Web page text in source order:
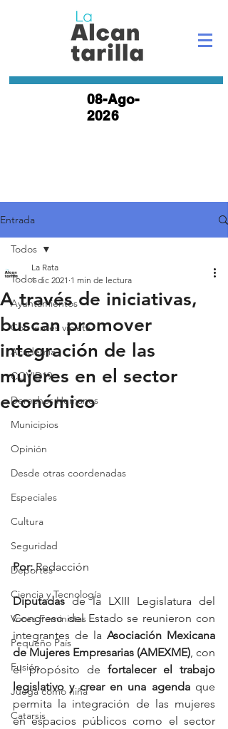
08-Ago-
2026
Entrada
Todos
Ayuntamientos
Con lentes violeta
Academia
COVID19
Derechos Humanos
Municipios
Opinión
Desde otras coordenadas
Especiales
Cultura
Seguridad
Deportes
Ciencia y Tecnología
Voces Feministas
Pequeño País
Fusión
Juega como niña
Catarsis
Todos
A través de iniciativas,
buscan promover
integración de las
mujeres en el sector
económico
La Rata
1 dic 2021 1 min de lectura
Por: Redacción
Diputadas de la LXIII Legislatura del
Congreso del Estado se reunieron con
integrantes de la Asociación Mexicana
de Mujeres Empresarias (AMEXME), con
el propósito de fortalecer el trabajo
legislativo y crear en una agenda que
permita la integración de las mujeres
en espacios públicos como el sector